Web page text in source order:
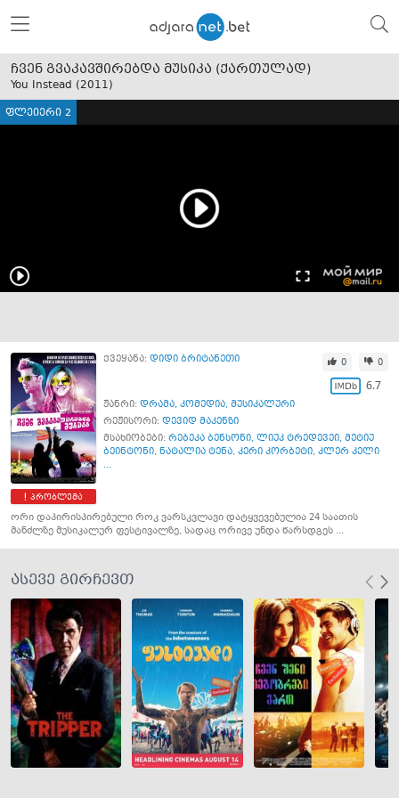
ჩვენ გვაკავშირებდა მუსიკა (ქართულად)
You Instead (2011)
ფლეიერი 2
პრობლემა
ქვეყანა: დიდი ბრიტანეთი 0 0
6.7
ჟანრი: დრამა, კომედია, მუსიკალური
რეჟისორი: დევიდ მაკენზი
მსახიობები: რებეკა ბენსონი, ლიუკ ტრედევეი, მეტიუ
ბეინტონი, ნატალია ტენა, კერი კორბეტი, კლერ კელი
...
ორი დაპირისპირებული როკ ვარსკვლავი დატყვევებულია 24 საათის
მანძლზე მუსიკალურ ფესტივალზე, სადაც ორივე უნდა წარსდგეს ...
ასევე გირჩევთ